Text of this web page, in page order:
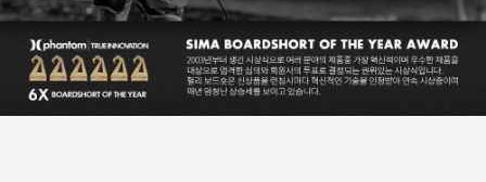
페이코 ID로 페